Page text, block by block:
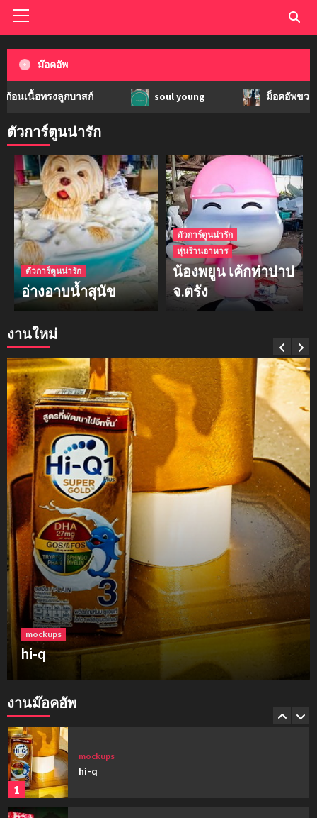
ม๊อคอัพ
รงลูกบาสก์ soul young ม็อคอัพขวด bsab
งานใหม่
mockups
hi-q
ตัวการ์ตูนน่ารัก
ตัวการ์ตูนน่ารัก
อ่างอาบน้ำสุนัข
ตัวการ์ตูนน่ารัก
หุ่นร้านอาหาร
น้องพยูน เค้กท่าปาป
จ.ตรัง
งานม๊อคอัพ
3
mockups
soul young
4
mockups
ม็อคอัพขวด bsab
mockups
ม็อคอัพน้ำมันวังว่าน
1
2
mockups
ก้อนเนื้อทรงลูกบาสก์